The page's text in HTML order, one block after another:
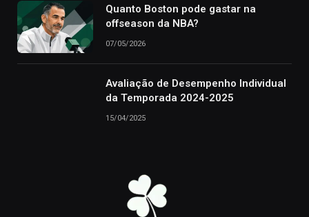
Quanto Boston pode gastar na
offseason da NBA?
07/05/2026
Avaliação de Desempenho Individual
da Temporada 2024-2025
15/04/2025